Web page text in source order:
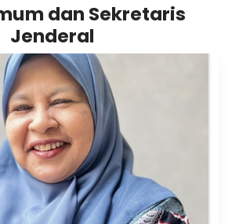
dan Sekretaris
Jenderal